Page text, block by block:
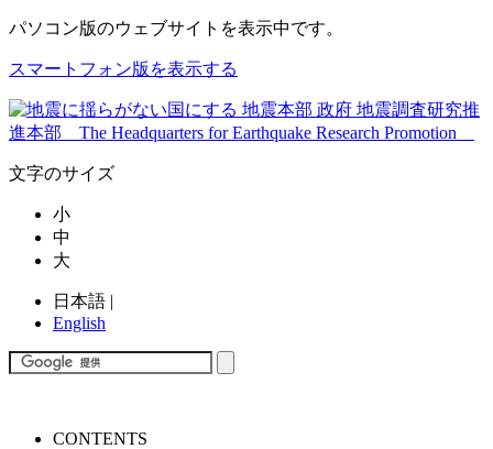
パソコン版のウェブサイトを表示中です。
スマートフォン版を表示する
文字のサイズ
小
中
大
日本語 |
English
CONTENTS